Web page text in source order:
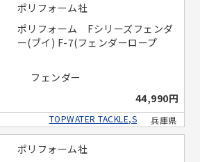
ポリフォーム社
ポリフォーム Fシリーズフェンダ
ー(ブイ) F-7(フェンダーロープ
フェンダー
44,990円
兵庫県
TOPWATER TACKLE,S
ポリフォーム社